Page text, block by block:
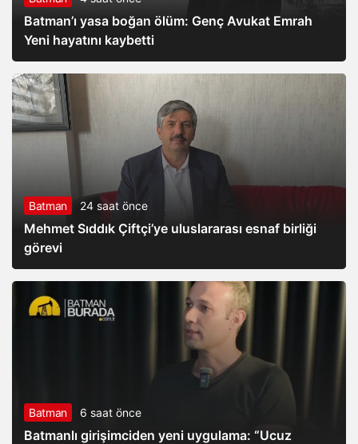
Batman’ı yasa boğan ölüm: Genç Avukat Emrah
Yeni hayatını kaybetti
Batman 24 saat önce
Mehmet Sıddık Çiftçi’ye uluslararası esnaf birliği
görevi
Batman 6 saat önce
Batmanlı girişimciden yeni uygulama: “Ucuz